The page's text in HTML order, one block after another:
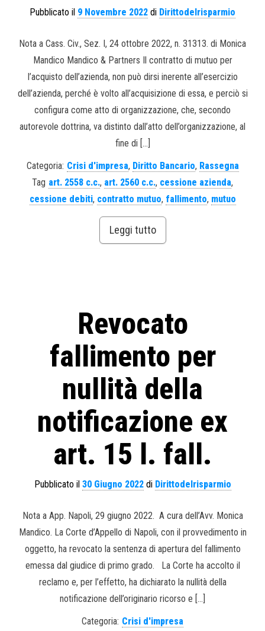
Pubblicato il 9 Novembre 2022 di Dirittodelrisparmio
Nota a Cass. Civ., Sez. I, 24 ottobre 2022, n. 31313. di Monica
Mandico Mandico & Partners Il contratto di mutuo per
l’acquisto dell’azienda, non può dirsi inerente all’esercizio
dell’azienda, perché è volto all’acquisizione di essa, e perciò si
configura come atto di organizzazione, che, secondo
autorevole dottrina, va distinto dall’atto dell’organizzazione, al
fine di […]
Categoria: Crisi d'impresa, Diritto Bancario, Rassegna
Tag art. 2558 c.c., art. 2560 c.c., cessione azienda,
cessione debiti, contratto mutuo, fallimento, mutuo
Leggi tutto
Revocato
fallimento per
nullità della
notificazione ex
art. 15 l. fall.
Pubblicato il 30 Giugno 2022di Dirittodelrisparmio
Nota a App. Napoli, 29 giugno 2022. A cura dell’Avv. Monica
Mandico. La Corte d’Appello di Napoli, con il provvedimento in
oggetto, ha revocato la sentenza di apertura del fallimento
emessa dal giudice di primo grado. La Corte ha accolto il
reclamo e, per l’effetto, ha dichiarato la nullità della
notificazione dell’originario ricorso e […]
Categoria: Crisi d'impresa